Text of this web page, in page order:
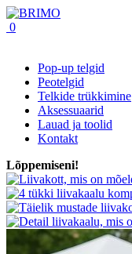
0
Pop-up telgid
Peotelgid
Telkide trükkimine
Aksessuaarid
Lauad ja toolid
Kontakt
Lõppemiseni!